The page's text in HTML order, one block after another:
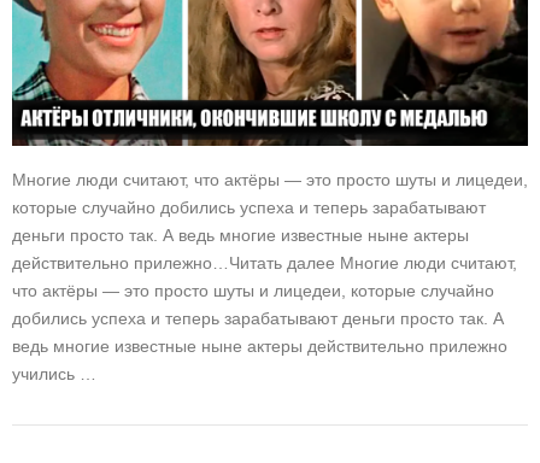
Многие люди считают, что актёры — это просто шуты и лицедеи,
которые случайно добились успеха и теперь зарабатывают
деньги просто так. А ведь многие известные ныне актеры
действительно прилежно…Читать далее Многие люди считают,
что актёры — это просто шуты и лицедеи, которые случайно
добились успеха и теперь зарабатывают деньги просто так. А
ведь многие известные ныне актеры действительно прилежно
учились …